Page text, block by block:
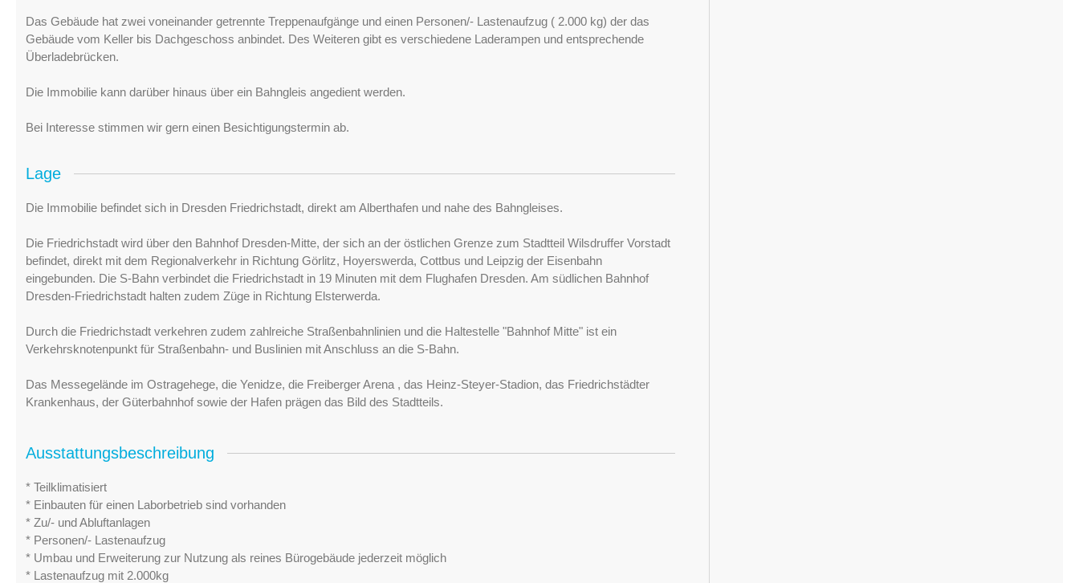
Das Gebäude hat zwei voneinander getrennte Treppenaufgänge und einen Personen/- Lastenaufzug ( 2.000 kg) der das
Gebäude vom Keller bis Dachgeschoss anbindet. Des Weiteren gibt es verschiedene Laderampen und entsprechende
Überladebrücken.
Die Immobilie kann darüber hinaus über ein Bahngleis angedient werden.
Bei Interesse stimmen wir gern einen Besichtigungstermin ab.
Lage
Die Immobilie befindet sich in Dresden Friedrichstadt, direkt am Alberthafen und nahe des Bahngleises.
Die Friedrichstadt wird über den Bahnhof Dresden-Mitte, der sich an der östlichen Grenze zum Stadtteil Wilsdruffer Vorstadt
befindet, direkt mit dem Regionalverkehr in Richtung Görlitz, Hoyerswerda, Cottbus und Leipzig der Eisenbahn
eingebunden. Die S-Bahn verbindet die Friedrichstadt in 19 Minuten mit dem Flughafen Dresden. Am südlichen Bahnhof
Dresden-Friedrichstadt halten zudem Züge in Richtung Elsterwerda.
Durch die Friedrichstadt verkehren zudem zahlreiche Straßenbahnlinien und die Haltestelle "Bahnhof Mitte" ist ein
Verkehrsknotenpunkt für Straßenbahn- und Buslinien mit Anschluss an die S-Bahn.
Das Messegelände im Ostragehege, die Yenidze, die Freiberger Arena , das Heinz-Steyer-Stadion, das Friedrichstädter
Krankenhaus, der Güterbahnhof sowie der Hafen prägen das Bild des Stadtteils.
Ausstattungsbeschreibung
* Teilklimatisiert
* Einbauten für einen Laborbetrieb sind vorhanden
* Zu/- und Abluftanlagen
* Personen/- Lastenaufzug
* Umbau und Erweiterung zur Nutzung als reines Bürogebäude jederzeit möglich
* Lastenaufzug mit 2.000kg